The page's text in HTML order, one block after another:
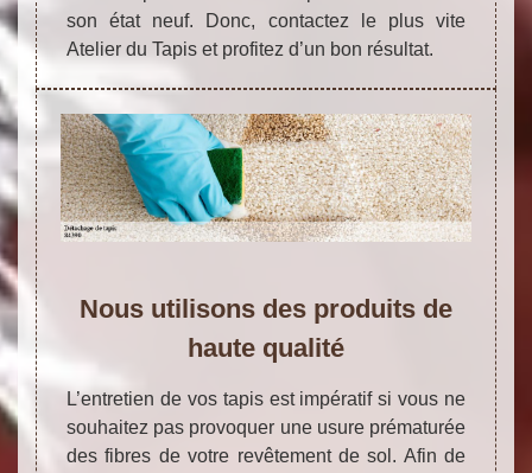
son état neuf. Donc, contactez le plus vite
Atelier du Tapis et profitez d’un bon résultat.
Nous utilisons des produits de
haute qualité
L’entretien de vos tapis est impératif si vous ne
souhaitez pas provoquer une usure prématurée
des fibres de votre revêtement de sol. Afin de